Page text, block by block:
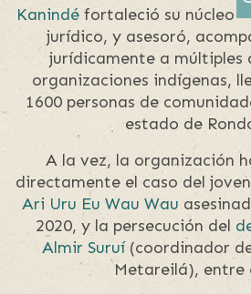
Kanindéfortaleció su núcleo
jurídico, y asesoró,
jurídicamente a múltiples
organizaciones indígenas,
1600 personas de
estado de
A la vez, la organización
directamente el caso del joven
Ari Uru Eu Wau Wau
2020, y la persecución del
Almir Suruí(coordinador
Metareilá), entre